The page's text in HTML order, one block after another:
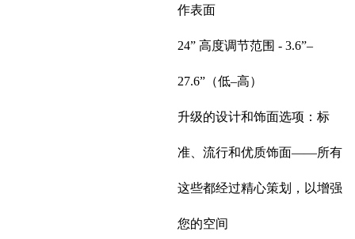
作表面
24” 高度调节范围 - 3.6”–
27.6”（低–高）
升级的设计和饰面选项：标
准、流行和优质饰面——所有
这些都经过精心策划，以增强
您的空间